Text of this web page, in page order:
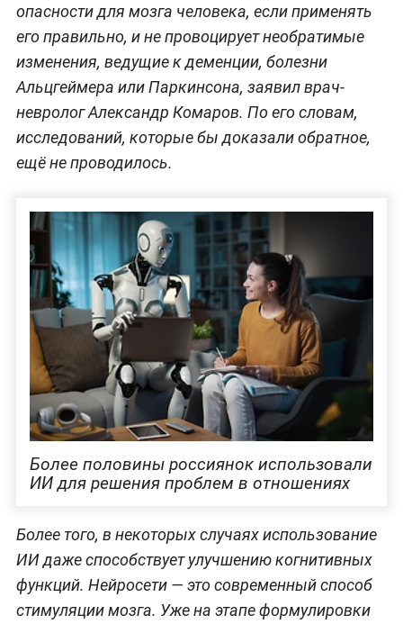
опасности для мозга человека, если применять
его правильно, и не провоцирует необратимые
изменения, ведущие к деменции, болезни
Альцгеймера или Паркинсона, заявил врач-
невролог Александр Комаров. По его словам,
исследований, которые бы доказали обратное,
ещё не проводилось.
Более половины россиянок использовали
ИИ для решения проблем в отношениях
Более того, в некоторых случаях использование
ИИ даже способствует улучшению когнитивных
функций. Нейросети — это современный способ
стимуляции мозга. Уже на этапе формулировки